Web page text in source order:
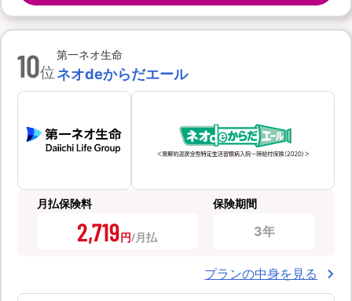
10位
第一ネオ生命
ネオdeからだエール
月払保険料
2,719円
保険期間
3年
プランの中身を見る